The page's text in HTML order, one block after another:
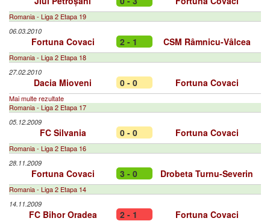
Romania - Liga 2 Etapa 19
06.03.2010
Fortuna Covaci 2 - 1 CSM Râmnicu-Vâlcea
Romania - Liga 2 Etapa 18
27.02.2010
Dacia Mioveni 0 - 0 Fortuna Covaci
Mai multe rezultate
Romania - Liga 2 Etapa 17
05.12.2009
FC Silvania 0 - 0 Fortuna Covaci
Romania - Liga 2 Etapa 16
28.11.2009
Fortuna Covaci 3 - 0 Drobeta Turnu-Severin
Romania - Liga 2 Etapa 14
14.11.2009
FC Bihor Oradea 2 - 1 Fortuna Covaci